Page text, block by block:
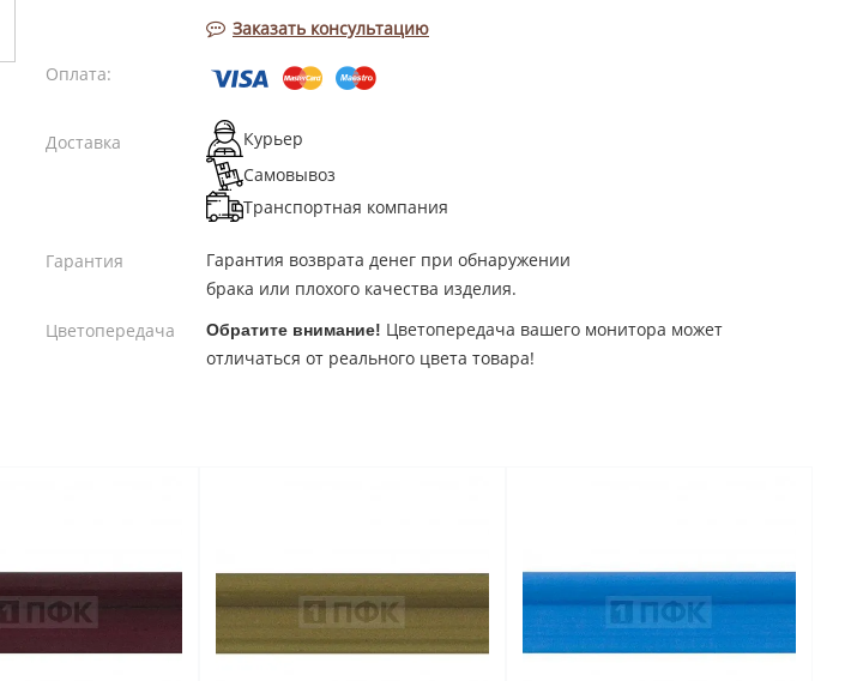
Заказать консультацию
Оплата:
Доставка
Курьер
Самовывоз
Транспортная компания
Гарантия
Гарантия возврата денег при обнаружении
брака или плохого качества изделия.
Цветопередача
Обратите внимание! Цветопередача вашего монитора может
отличаться от реального цвета товара!